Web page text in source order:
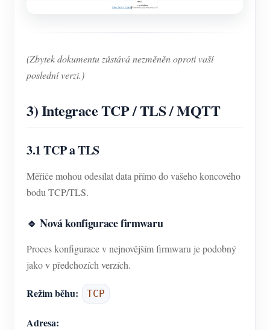
(Zbytek dokumentu zůstává nezměněn oproti vaší
poslední verzi.)
3) Integrace TCP / TLS / MQTT
3.1 TCP a TLS
Měřiče mohou odesílat data přímo do vašeho koncového
bodu TCP/TLS.
🔹 Nová konfigurace firmwaru
Proces konfigurace v nejnovějším firmwaru je podobný
jako v předchozích verzích.
Režim běhu: TCP
Adresa: